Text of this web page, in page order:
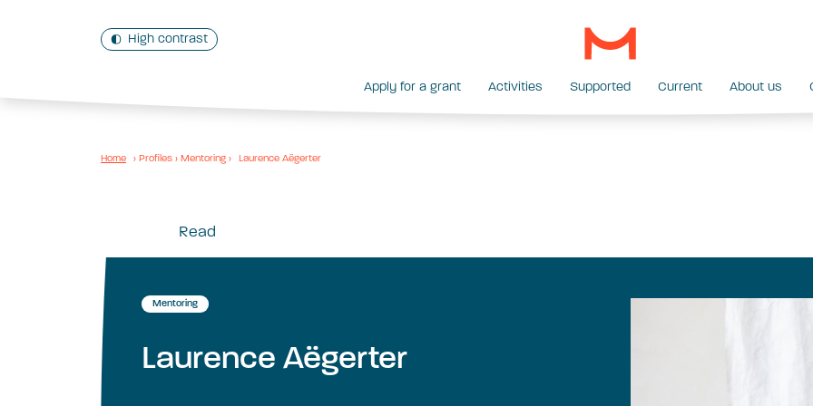
High contrast
Apply for a grant Activities Supported Current About us
Home › Profiles › Mentoring › Laurence Aëgerter
Read
Mentoring
Laurence Aëgerter